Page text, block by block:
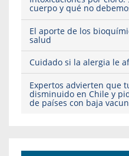
cuerpo y qué no
El aporte de los
salud
Cuidado si la alergia le
Expertos advierten que
disminuido en Chile y
de países con baja